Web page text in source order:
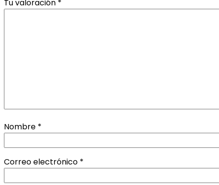
Tu valoración *
Nombre *
Correo electrónico *